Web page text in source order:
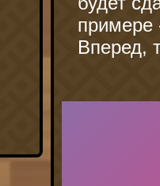
примере
Вперед,